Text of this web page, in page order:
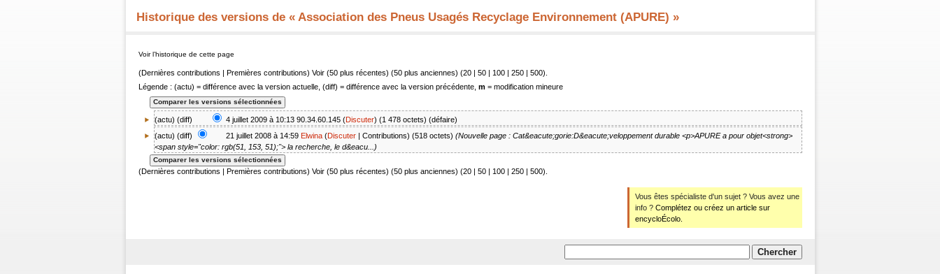
Historique des versions de « Association des Pneus Usagés Recyclage Environnement (APURE) »
Voir l’historique de cette page
(Dernières contributions | Premières contributions) Voir (50 plus récentes) (50 plus anciennes) (20| 50| 100| 250| 500).
Légende : (actu) = différence avec la version actuelle, (diff) = différence avec la version précédente, m= modification mineure
(actu) (diff) 4 juillet 2009 à 10:13 90.34.60.145(Discuter) (1 478 octets) (défaire)
(actu) (diff) 21 juillet 2008 à 14:59 Elwina(Discuter| Contributions) (518 octets) (Nouvelle page : Cat&eacute;gorie:D&eacute;veloppement durable <p>APURE a pour objet<strong>
<span style="color: rgb(51, 153, 51);"> la recherche, le d&eacu...)
(Dernières contributions | Premières contributions) Voir (50 plus récentes) (50 plus anciennes) (20| 50| 100| 250| 500).
Vous êtes spécialiste d'un sujet ? Vous avez une
info ? Complétez ou créez un article sur
encycloÉcolo.